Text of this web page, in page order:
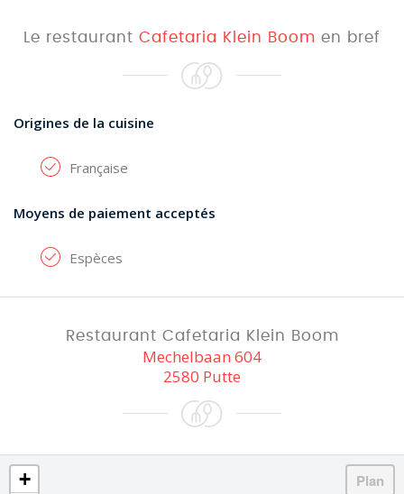
Le restaurant Cafetaria Klein Boom en bref
Origines de la cuisine
Française
Moyens de paiement acceptés
Espèces
Restaurant Cafetaria Klein Boom
Mechelbaan 604
2580 Putte
+